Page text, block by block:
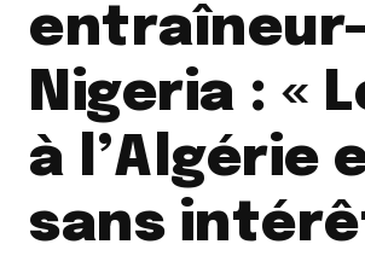
Nigeria : «
à l’Algérie
sans